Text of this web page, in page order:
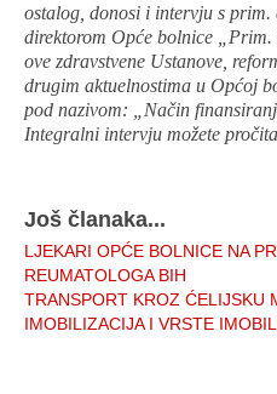
ostalog, donosi i intervju s prim.
direktorom Opće bolnice
ove zdravstvene Ustanove,
drugim aktuelnostima u Općoj
pod nazivom: „Način
Integralni intervju možete
Još članaka...
LJEKARI OPĆE BOLNICE NA
REUMATOLOGA BIH
TRANSPORT KROZ ĆELIJSKU
IMOBILIZACIJA I VRSTE